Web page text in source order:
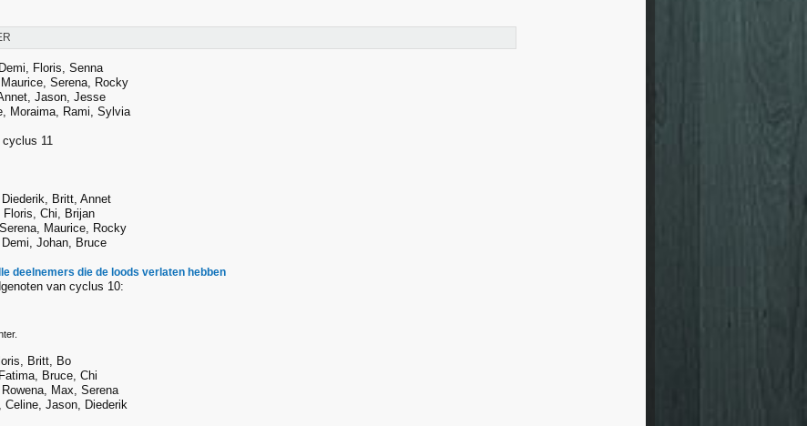
Floris, Senna
Serena, Rocky
Jason, Jesse
Moraima, Rami, Sylvia
11
Britt, Annet
Floris, Chi, Brijan
Maurice, Rocky
Johan, Bruce
deelnemers die de loods verlaten hebben
van cyclus 10:
Britt, Bo
Bruce, Chi
Max, Serena
Celine, Jason, Diederik